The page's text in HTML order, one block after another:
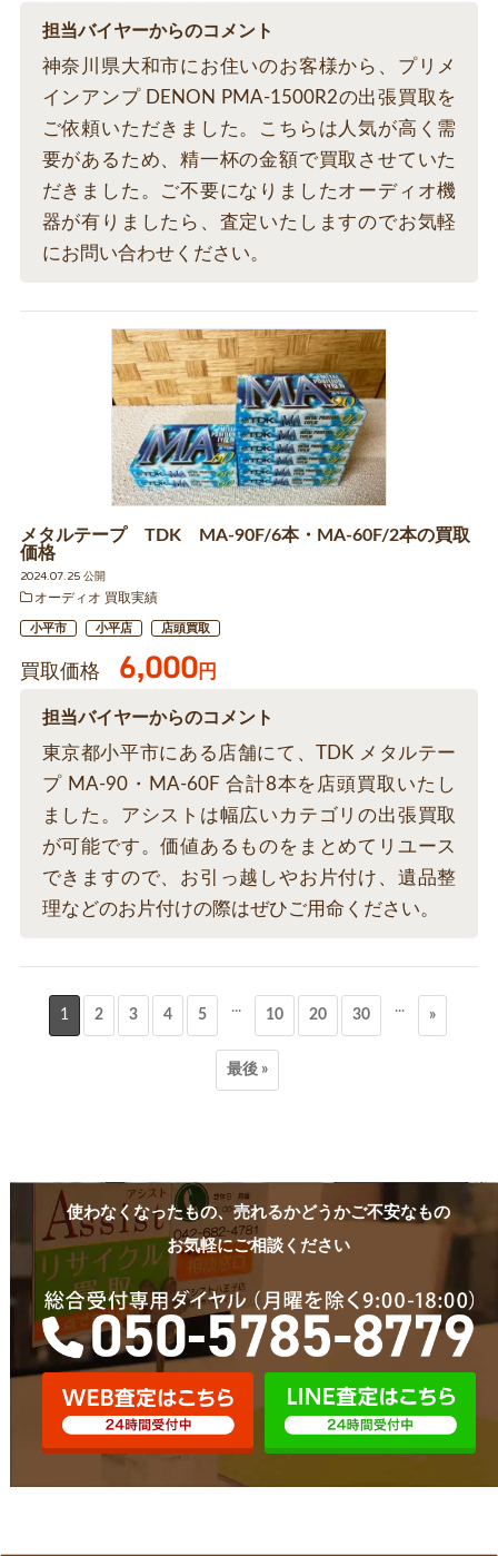
担当バイヤーからのコメント
神奈川県大和市にお住いのお客様から、プリメ
インアンプ DENON PMA-1500R2の出張買取を
ご依頼いただきました。こちらは人気が高く需
要があるため、精一杯の金額で買取させていた
だきました。ご不要になりましたオーディオ機
器が有りましたら、査定いたしますのでお気軽
にお問い合わせください。
メタルテープ TDK MA-90F/6本・MA-60F/2本の買取
価格
2024.07.25 公開
オーディオ 買取実績
小平市 小平店 店頭買取
買取価格 6,000円
担当バイヤーからのコメント
東京都小平市にある店舗にて、TDK メタルテー
プ MA-90・MA-60F 合計8本を店頭買取いたし
ました。アシストは幅広いカテゴリの出張買取
が可能です。価値あるものをまとめてリユース
できますので、お引っ越しやお片付け、遺品整
理などのお片付けの際はぜひご用命ください。
1 2 3 4 5 ... 10 20 30 ... »
最後 »
使わなくなったもの、売れるかどうかご不安なもの
お気軽にご相談ください